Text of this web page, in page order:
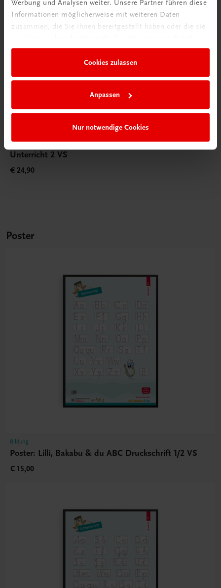
Werbung und Analysen weiter. Unsere Partner führen diese
Informationen möglicherweise mit weiteren Daten
zusammen, die Sie ihnen bereitgestellt haben oder die sie
Cookies zulassen
Anpassen
Nur notwendige Cookies
Lilli, Bakabu & du, Leitfaden für den Deutsch-
Unterricht 2 VS
€ 24,90
Poster
Bildung
Poster: Lilli, Bakabu & du ABC Druckschrift 1/2 VS
€ 15,00